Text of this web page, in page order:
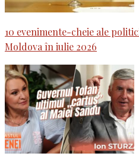
10 evenimente-cheie ale
Moldova în iulie 2026